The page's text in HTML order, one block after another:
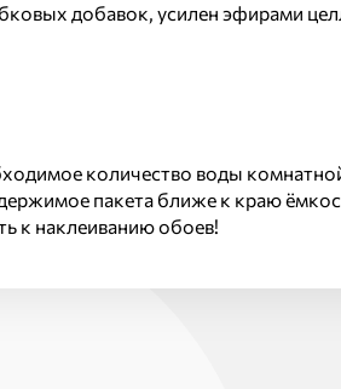
добавок, усилен эфирами
количество воды
пакета ближе к краю
к наклеиванию обоев!